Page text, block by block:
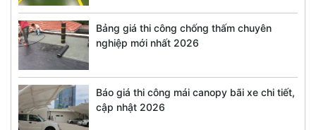
Bảng giá thi công chống thấm chuyên
nghiệp mới nhất 2026
Báo giá thi công mái canopy bãi xe chi tiết,
cập nhật 2026